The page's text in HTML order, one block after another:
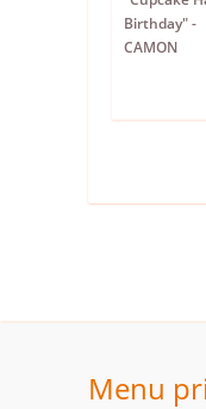
Birthday" -
CAMON
Menu